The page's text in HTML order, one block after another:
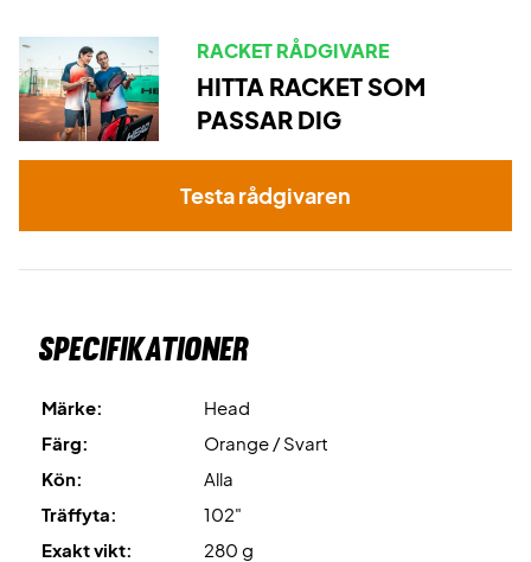
RACKET RÅDGIVARE
HITTA RACKET SOM
PASSAR DIG
Testa rådgivaren
Specifikationer
Märke:
Head
Färg:
Orange / Svart
Kön:
Alla
Träffyta:
102"
Exakt vikt:
280 g